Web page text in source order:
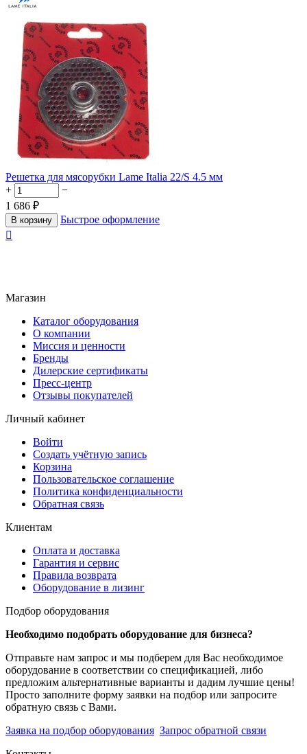
Решетка для мясорубки Lame Italia 22/S 4.5 мм
+
−
1 686 ₽
В корзину
Быстрое оформление

Магазин
Каталог оборудования
О компании
Миссия и ценности
Бренды
Дилерские сертификаты
Пресс-центр
Отзывы покупателей
Личный кабинет
Войти
Создать учётную запись
Корзина
Пользовательское соглашение
Политика конфиденциальности
Обратная связь
Клиентам
Оплата и доставка
Гарантия и сервис
Правила возврата
Оборудование в лизинг
Подбор оборудования
Необходимо подобрать оборудование для бизнеса?
Отправьте нам запрос и мы подберем для Вас необходимое
оборудование в соответствии со спецификацией, либо
предложим альтернативные варианты и дадим лучшие цены!
Просто заполните форму заявки на подбор или запросите
обратную связь с Вами.
Заявка на подбор оборудования Запрос обратной связи